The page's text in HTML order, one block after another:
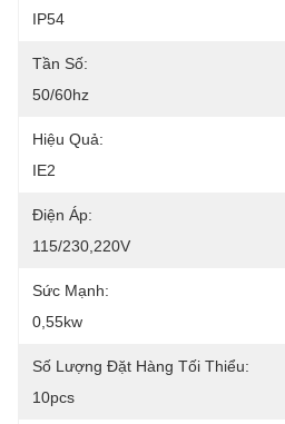
IP54
Tần Số:
50/60hz
Hiệu Quả:
IE2
Điện Áp:
115/230,220V
Sức Mạnh:
0,55kw
Số Lượng Đặt Hàng Tối Thiểu:
10pcs